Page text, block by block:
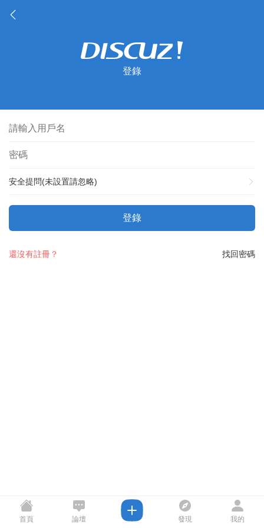
登錄
安全提問(未設置請忽略)
登錄
找回密碼
還沒有註冊？
首頁 論壇 發現 我的